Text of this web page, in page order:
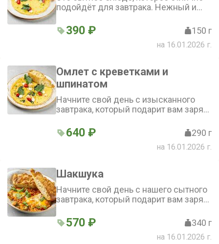
подойдёт для завтрака. Нежный и
свежих яиц с добавлением молока,
создаёт бархатистую текстуру.
Кусочки чесночной чиабатты
сливочный мусс и соус песто
обогащают вкус, делая его более
насыщенным и изысканным
390 ₽ 150 г
на 16.01.2026 г.
Омлет с креветками и
шпинатом
Начните свой день с изысканного
завтрака, который подарит вам заряд
креветками и шпинатом, ароматный
чесночный хлеб, пикантный соус
песто и сливочный мусс — это
равнодушным
640 ₽ 290 г
на 16.01.2026 г.
Шакшука
Начните свой день с нашего сытного
завтрака, который подарит вам заряд
блюда — ароматные томаты, сочный
болгарский перец, пикантный
репчатый лук и чеснок, а также
570 ₽ 340 г
на 16.01.2026 г.